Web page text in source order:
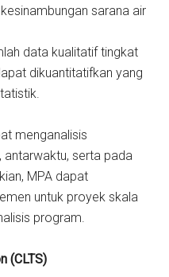
sarana air
data kualitatif tingkat
dikuantitatifkan yang
menganalisis
serta pada
MPA dapat
untuk proyek skala
program.
(CLTS)